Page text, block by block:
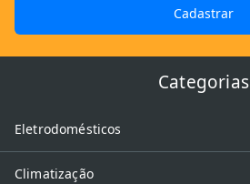
Cadastrar
Categorias
Eletrodomésticos
Climatização